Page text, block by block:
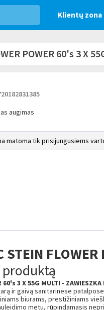
Klientų zona
POWER 60's 3 X
augimas
matoma tik prisijungusiems
STEIN
60's 3 X 55G MULTI - ZAWIESZKA
ir gaivą sanitarinėse
biurams, prestižiniams
metu, rūpindamasis